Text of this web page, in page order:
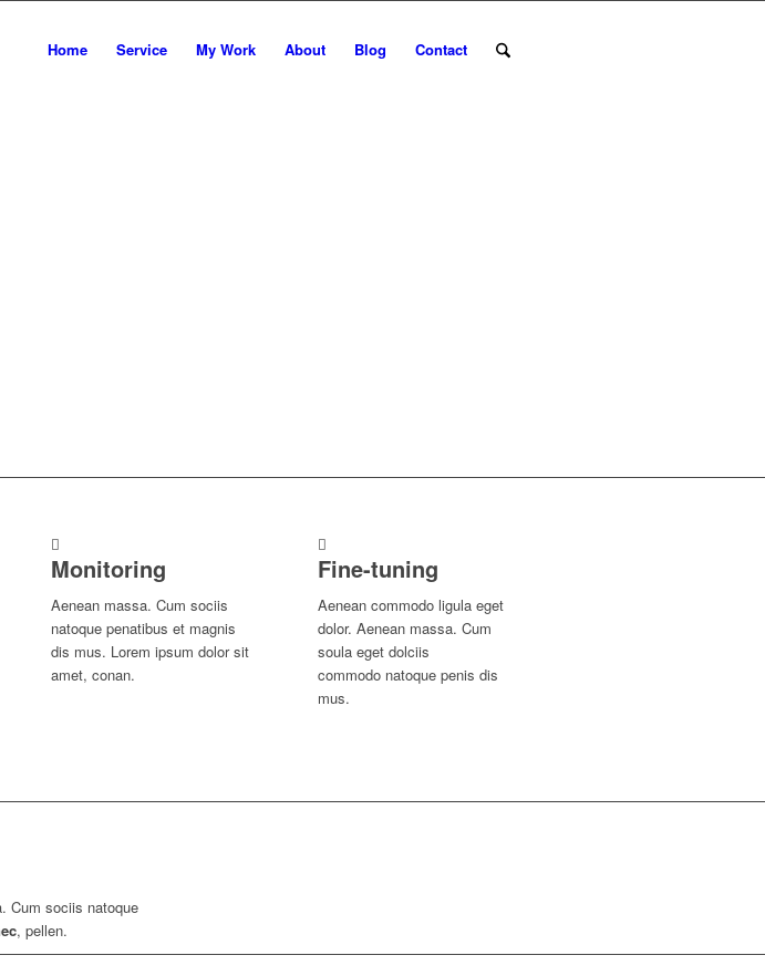
Home Service My Work About Blog Contact
Monitoring
Aenean massa. Cum sociis
natoque penatibus et magnis
dis mus. Lorem ipsum dolor sit
amet, conan.
Fine-tuning
Aenean commodo ligula eget
dolor. Aenean massa. Cum
soula eget dolciis
commodo natoque penis dis
mus.
Cum sociis natoque
, pellen.